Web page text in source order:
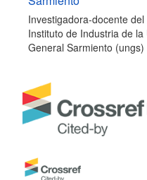
Investigadora-docente
Instituto de Industria de
General Sarmiento (ungs)